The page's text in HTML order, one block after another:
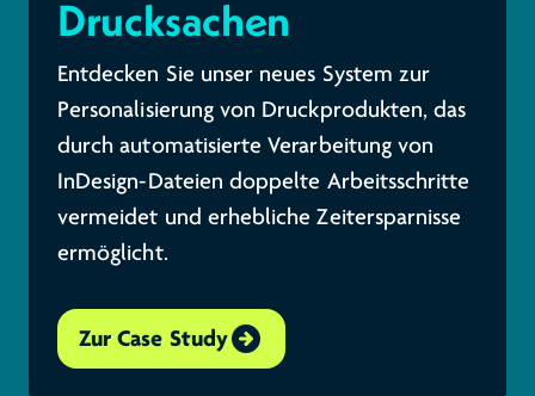
Drucksachen
Entdecken Sie unser neues System zur
Personalisierung von Druckprodukten, das
durch automatisierte Verarbeitung von
InDesign-Dateien doppelte Arbeitsschritte
vermeidet und erhebliche Zeitersparnisse
ermöglicht.
Zur Case Study